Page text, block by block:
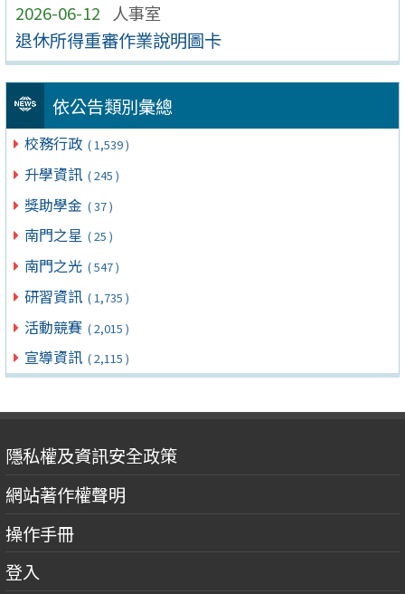
2026-06-12 人事室
退休所得重審作業說明圖卡
依公告類別彙總
校務行政 ( 1,539 )
升學資訊 ( 245 )
獎助學金 ( 37 )
南門之星 ( 25 )
南門之光 ( 547 )
研習資訊 ( 1,735 )
活動競賽 ( 2,015 )
宣導資訊 ( 2,115 )
隱私權及資訊安全政策
網站著作權聲明
操作手冊
登入